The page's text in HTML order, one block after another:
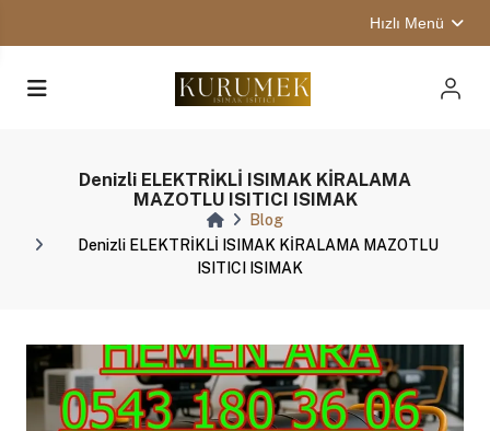
Hızlı Menü
Denizli ELEKTRİKLİ ISIMAK KİRALAMA
MAZOTLU ISITICI ISIMAK
Blog
Denizli ELEKTRİKLİ ISIMAK KİRALAMA MAZOTLU
ISITICI ISIMAK